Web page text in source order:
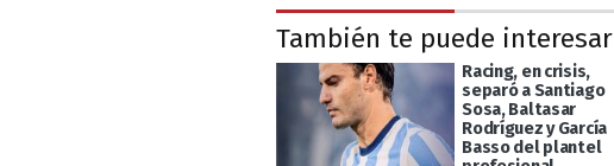
También te puede interesar
Racing, en crisis,
separó a Santiago
Sosa, Baltasar
Rodríguez y García
Basso del plantel